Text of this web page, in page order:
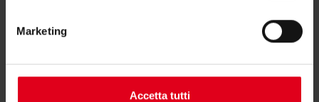
Marketing
Accetta tutti
Potrebbero interessarti anche